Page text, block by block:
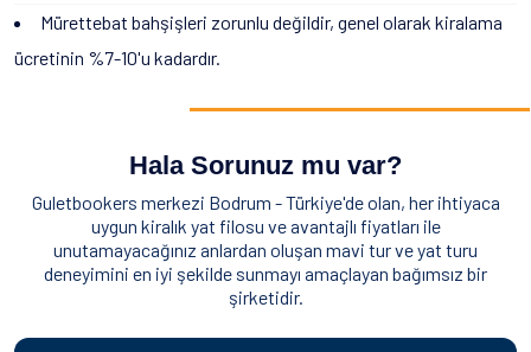
Mürettebat bahşişleri zorunlu değildir, genel olarak kiralama
ücretinin %7-10'u kadardır.
Hala Sorunuz mu var?
Guletbookers merkezi Bodrum - Türkiye'de olan, her ihtiyaca
uygun kiralık yat filosu ve avantajlı fiyatları ile
unutamayacağınız anlardan oluşan mavi tur ve yat turu
deneyimini en iyi şekilde sunmayı amaçlayan bağımsız bir
şirketidir.